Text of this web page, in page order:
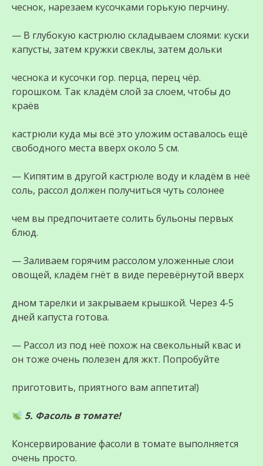
чеснок, нарезаем кусочками горькую перчину.
— В глубокую кастрюлю складываем слоями: куски
капусты, затем кружки свеклы, затем дольки
чеснока и кусочки гор. перца, перец чёр.
горошком. Так кладём слой за слоем, чтобы до
краёв
кастрюли куда мы всё это уложим оставалось ещё
свободного места вверх около 5 см.
— Кипятим в другой кастрюле воду и кладём в неё
соль, рассол должен получиться чуть солонее
чем вы предпочитаете солить бульоны первых
блюд.
— Заливаем горячим рассолом уложенные слои
овощей, кладём гнёт в виде перевёрнутой вверх
дном тарелки и закрываем крышкой. Через 4-5
дней капуста готова.
— Рассол из под неё похож на свекольный квас и
он тоже очень полезен для жкт. Попробуйте
приготовить, приятного вам аппетита!)
5. Фасоль в томате!
Консервирование фасоли в томате выполняется
очень просто.